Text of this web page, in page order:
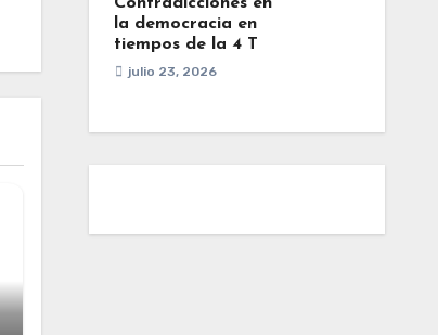
la democracia en
tiempos de la 4 T
julio 23, 2026